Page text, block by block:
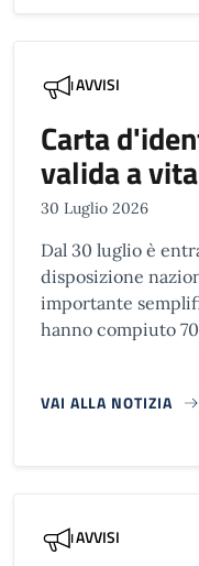
AVVISI
Carta
valida a
30 Luglio 2026
Dal 30 luglio è
disposizione
importante
hanno compiuto
VAI ALLA NOTIZIA
AVVISI